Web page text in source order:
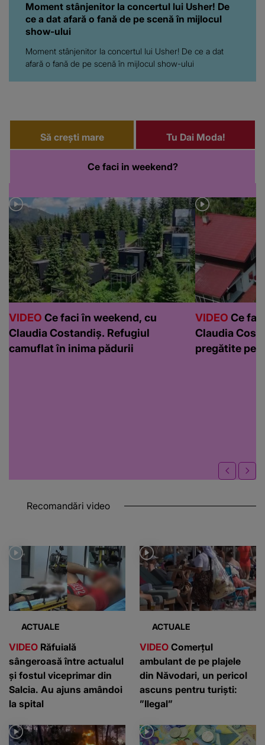
Moment stânjenitor la concertul lui Usher! De
ce a dat afară o fană de pe scenă în mijlocul
show-ului
Moment stânjenitor la concertul lui Usher! De ce a dat
afară o fană de pe scenă în mijlocul show-ului
Să crești mare Tu Dai Moda!
Ce faci in weekend?
VIDEO Ce faci în weekend, cu
Claudia Costandiș. Refugiul
camuflat în inima pădurii
VIDEO Ce
Claudia
pregătite
Recomandări video
ACTUALE
VIDEO Răfuială
sângeroasă între actualul
și fostul viceprimar din
Salcia. Au ajuns amândoi
la spital
ACTUALE
VIDEO Comerțul
ambulant de pe plajele
din Năvodari, un pericol
ascuns pentru turiști:
”Ilegal”